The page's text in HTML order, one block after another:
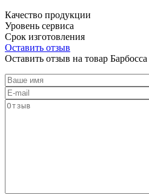
Качество продукции
Уровень сервиса
Срок изготовления
Оставить отзыв
Оставить отзыв на товар Барбосса